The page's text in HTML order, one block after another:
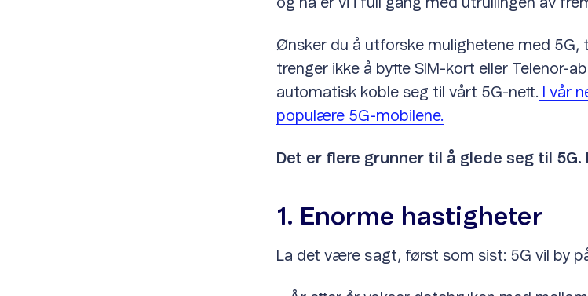
og nå er vi i full gang med utrullingen av
Ønsker du å utforske mulighetene med 5G,
trenger ikke å bytte SIM-kort eller Telenor-
automatisk koble seg til vårt 5G-nett. I vår
populære 5G-mobilene.
Det er flere grunner til å glede seg til 5G.
1. Enorme hastigheter
La det være sagt, først som sist: 5G vil by